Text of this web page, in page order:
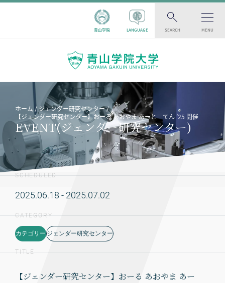
青山学院 LANGUAGE SEARCH MENU
ホーム
ジェンダー研究センター
【ジェンダー研究センター】おーる あおやま あーと てん ’25 開催
EVENT(ジェンダー研究センター)
SCHEDULED
2025.06.18 - 2025.07.02
CATEGORY
カテゴリー ジェンダー研究センター
TITLE
【ジェンダー研究センター】おーる あおやま あー